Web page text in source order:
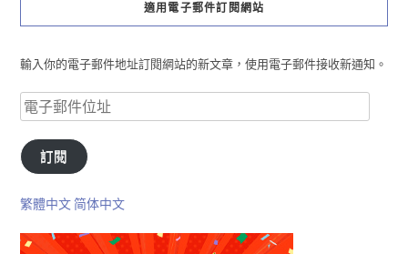
適用電子郵件訂閱網站
輸入你的電子郵件地址訂閱網站的新文章，使用電子郵件接收新通知。
訂閱
繁體中文 简体中文